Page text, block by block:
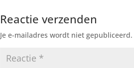
Reactie verzenden
Je e-mailadres wordt niet gepubliceerd.